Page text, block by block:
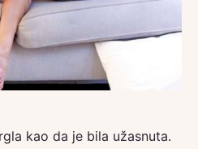
kao da je bila užasnuta.